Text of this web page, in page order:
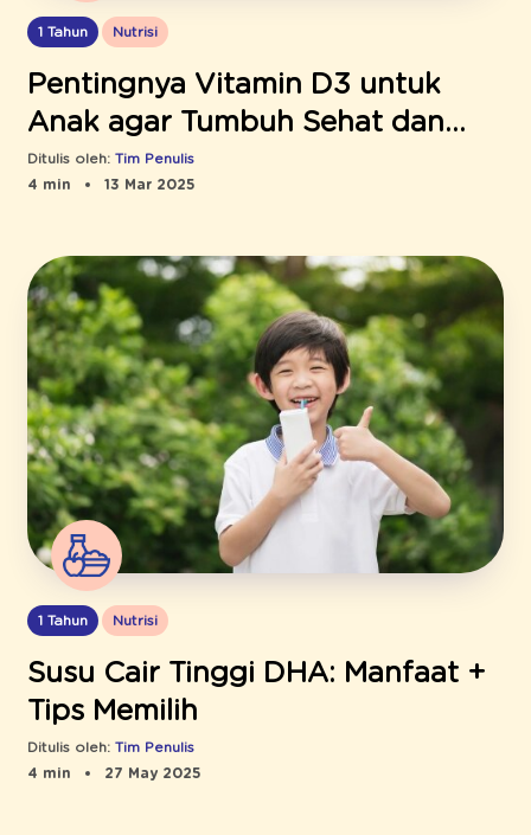
1 Tahun Nutrisi
Pentingnya Vitamin D3 untuk
Anak agar Tumbuh Sehat dan
Aktif
Ditulis oleh: Tim Penulis
4 min
13 Mar 2025
1 Tahun Nutrisi
Susu Cair Tinggi DHA: Manfaat +
Tips Memilih
Ditulis oleh: Tim Penulis
4 min
27 May 2025